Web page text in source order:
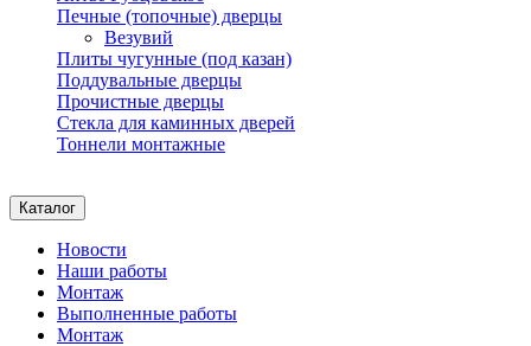
Печные (топочные) дверцы
Везувий
Плиты чугунные (под казан)
Поддувальные дверцы
Прочистные дверцы
Стекла для каминных дверей
Тоннели монтажные
Каталог
Новости
Наши работы
Монтаж
Выполненные работы
Монтаж